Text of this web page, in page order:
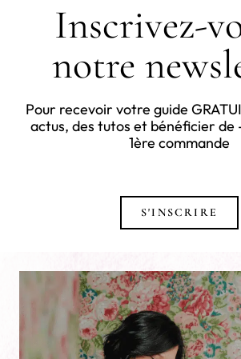
Inscrivez-
notre
Pour recevoir votre guide
actus, des tutos et bénéficier de
1ère commande
S'INSCRIRE